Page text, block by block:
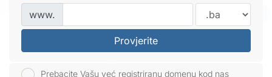
www.
Provjerite
Prebacite Vašu već registriranu domenu kod nas